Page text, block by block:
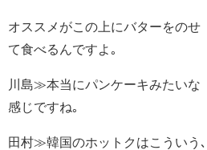
オススメがこの上にバターをのせ
て食べるんですよ｡
川島≫本当にパンケーキみたいな
感じですね｡
田村≫韓国のホットクはこういう､